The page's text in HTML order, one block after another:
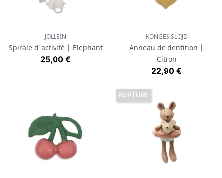
JOLLEIN
Spirale d'activité | Elephant
Prix
25,00 €
KONGES SLOJD
Anneau de dentition |
Citron
Prix
22,90 €
RUPTURE